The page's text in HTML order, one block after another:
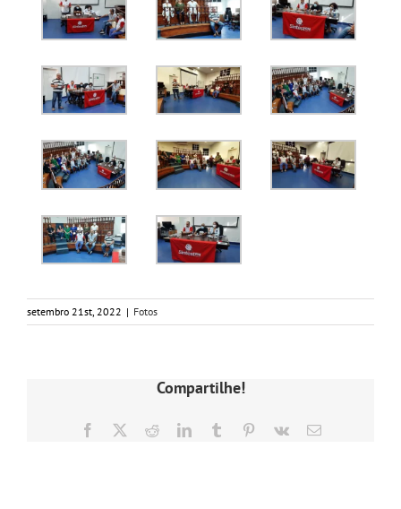
setembro 21st, 2022 | Fotos
Compartilhe!
Facebook RedditLinkedInTumblr Pinterest
Vk
E-